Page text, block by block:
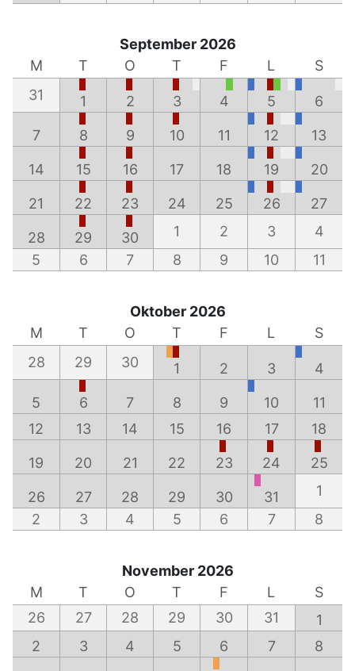
September 2026
M
T O T F L
S
31
1 2 3 4 5 6
7 8 9 10 11 12 13
14 15 16 17 18 19 20
21 22 23 24 25 26 27
28 29 30 1 2 3
4
5
6 7 8 9 10 11
Oktober 2026
M
T O T F L
S
28
29 30 1 2 3 4
5 6 7 8 9 10
11
12
13 14 15 16 17 18
19 20 21 22 23 24 25
26 27 28 29 30 31
1
2
3 4 5 6 7 8
November 2026
M
T O T F L
S
26
27 28 29 30 31
1
2
3 4 5 6 7 8